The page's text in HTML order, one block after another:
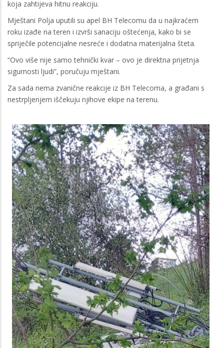
koja zahtijeva hitnu reakciju.
Mještani Polja uputili su apel BH Telecomu da u najkraćem
roku izađe na teren i izvrši sanaciju oštećenja, kako bi se
spriječile potencijalne nesreće i dodatna materijalna šteta.
“Ovo više nije samo tehnički kvar – ovo je direktna prijetnja
sigurnosti ljudi”, poručuju mještani.
Za sada nema zvanične reakcije iz BH Telecoma, a građani s
nestrpljenjem iščekuju njihove ekipe na terenu.